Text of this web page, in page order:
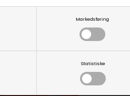
Markedsføring
Statistiske